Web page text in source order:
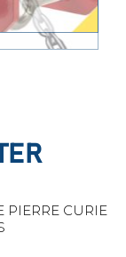
PIERRE CURIE